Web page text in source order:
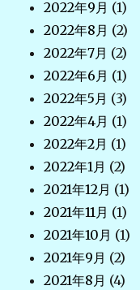
2022年9月 (1)
2022年8月 (2)
2022年7月 (2)
2022年6月 (1)
2022年5月 (3)
2022年4月 (1)
2022年2月 (1)
2022年1月 (2)
2021年12月 (1)
2021年11月 (1)
2021年10月 (1)
2021年9月 (2)
2021年8月 (4)